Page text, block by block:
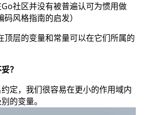
Go社区并没有被普遍认可为惯用做
风格指南的启发）
顶层的变量和常量可以在它们所属的
？
定，我们很容易在更小的作用域内
的变量。